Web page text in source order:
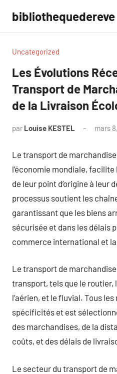
contenu
bibliothequedereve
Uncategorized
Les Évolutions
Transport de
de la Livraison
par Louise KESTEL mars
Le transport de
l’économie mondiale,
de leur point d’origine à leur
processus soutient les
garantissant que les biens
sécurisée et dans les délais
commerce international et
Le transport de
transport, tels que le routier,
l’aérien, et le fluvial. Tous
spécificités et est
des marchandises, de la
coûts, et des délais de
Le secteur du transport de